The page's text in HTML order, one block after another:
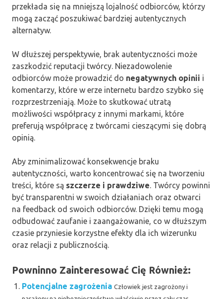
przekłada się na mniejszą lojalność odbiorców, którzy
mogą zacząć poszukiwać bardziej autentycznych
alternatyw.
W dłuższej perspektywie, brak autentyczności może
zaszkodzić reputacji twórcy. Niezadowolenie
odbiorców może prowadzić do negatywnych opinii i
komentarzy, które w erze internetu bardzo szybko się
rozprzestrzeniają. Może to skutkować utratą
możliwości współpracy z innymi markami, które
preferują współpracę z twórcami cieszącymi się dobrą
opinią.
Aby zminimalizować konsekwencje braku
autentyczności, warto koncentrować się na tworzeniu
treści, które są szczerze i prawdziwe. Twórcy powinni
być transparentni w swoich działaniach oraz otwarci
na feedback od swoich odbiorców. Dzięki temu mogą
odbudować zaufanie i zaangażowanie, co w dłuższym
czasie przyniesie korzystne efekty dla ich wizerunku
oraz relacji z publicznością.
Powninno Zainteresować Cię Również:
Potencjalne zagrożenia Człowiek jest zagrożony i